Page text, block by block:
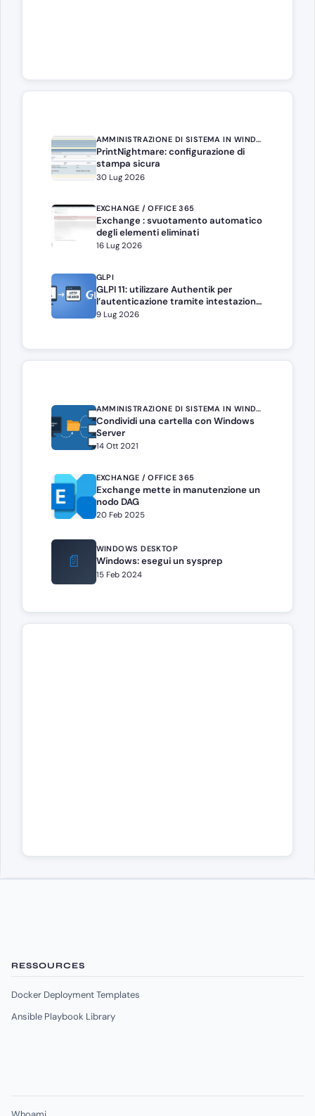
AMMINISTRAZIONE DI SISTEMA IN WINDOWS SERVER
PrintNightmare: configurazione di
stampa sicura
30 Lug 2026
EXCHANGE / OFFICE 365
Exchange : svuotamento automatico
degli elementi eliminati
16 Lug 2026
GLPI
GLPI 11: utilizzare Authentik per
l’autenticazione tramite intestazione
HTTP
9 Lug 2026
AMMINISTRAZIONE DI SISTEMA IN WINDOWS SERVER
Condividi una cartella con Windows
Server
14 Ott 2021
EXCHANGE / OFFICE 365
Exchange mette in manutenzione un
nodo DAG
20 Feb 2025
📄
WINDOWS DESKTOP
Windows: esegui un sysprep
15 Feb 2024
RESSOURCES
Docker Deployment Templates
Ansible Playbook Library